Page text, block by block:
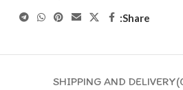
Share:
SHIPPING AND DELIVERY